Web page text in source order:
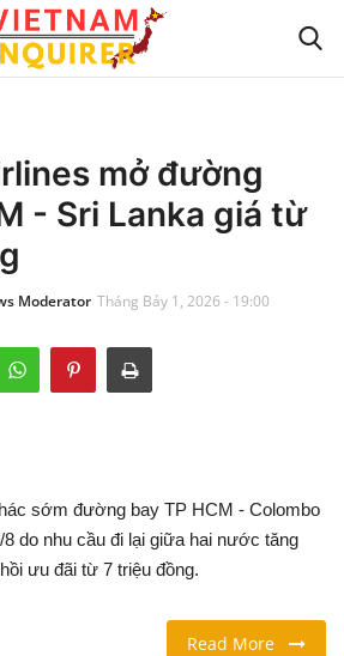
mở đường
- Sri Lanka giá từ
Moderator Tháng Bảy 1, 2026 - 19:00
sớm đường bay TP HCM - Colombo
do nhu cầu đi lại giữa hai nước tăng
ưu đãi từ 7 triệu đồng.
Read More